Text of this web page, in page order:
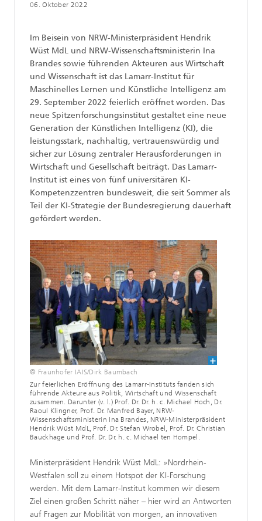
06. Oktober 2022
Im Beisein von NRW-Ministerpräsident Hendrik
Wüst MdL und NRW-Wissenschaftsministerin Ina
Brandes sowie führenden Akteuren aus Wirtschaft
und Wissenschaft ist das Lamarr-Institut für
Maschinelles Lernen und Künstliche Intelligenz am
29. September 2022 feierlich eröffnet worden. Das
neue Spitzenforschungsinstitut gestaltet eine neue
Generation der Künstlichen Intelligenz (KI), die
leistungsstark, nachhaltig, vertrauenswürdig und
sicher zur Lösung zentraler Herausforderungen in
Wirtschaft und Gesellschaft beiträgt. Das Lamarr-
Institut ist eines von fünf universitären KI-
Kompetenzzentren bundesweit, die seit Sommer als
Teil der KI-Strategie der Bundesregierung dauerhaft
gefördert werden.
© Fraunhofer IAIS/Dirk Baumbach
Zur feierlichen Eröffnung des Lamarr-Instituts fanden sich
führende Akteure aus Politik, Wirtschaft und Wissenschaft
zusammen. Darunter (v. l.) Prof. Dr. Dr. h. c. Michael Hoch, Dr.
Raoul Klingner, Prof. Dr. Manfred Bayer, NRW-
Wissenschaftsministerin Ina Brandes, NRW-Ministerpräsident
Hendrik Wüst MdL, Prof. Dr. Stefan Wrobel, Prof. Dr. Christian
Bauckhage und Prof. Dr. Dr. h. c. Michael ten Hompel.
Ministerpräsident Hendrik Wüst MdL: »Nordrhein-
Westfalen soll zu einem Hotspot der KI-Forschung
werden. Mit dem Lamarr-Institut kommen wir diesem
Ziel einen großen Schritt näher – hier wird an Antworten
auf Fragen zur Mobilität von morgen, an innovativen